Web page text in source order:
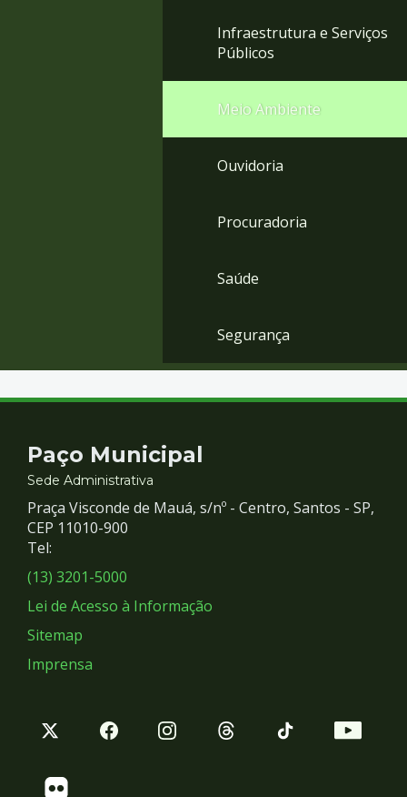
Infraestrutura e Serviços
Públicos
Meio Ambiente
Ouvidoria
Procuradoria
Saúde
Segurança
Contato
e
Redes
Sociais
Paço Municipal
Sede Administrativa
Praça Visconde de Mauá, s/nº - Centro, Santos - SP,
CEP 11010-900
Tel:
(13) 3201-5000
Lei de Acesso à Informação
Sitemap
Imprensa